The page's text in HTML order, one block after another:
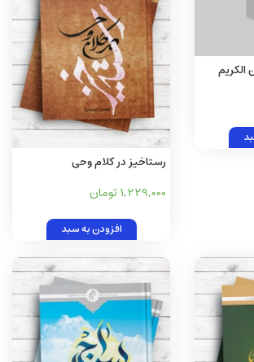
الکریم
رستاخیز در کلام وحی
1,229,000 تومان
افزودن به سبد